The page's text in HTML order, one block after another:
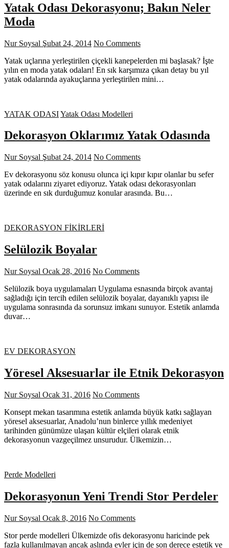
Yatak Odası Dekorasyonu; Bakın Neler
Moda
Nur Soysal Şubat 24, 2014 No Comments
Yatak uçlarına yerleştirilen çiçekli kanepelerden mi başlasak? İşte
yılın en moda yatak odaları! En sık karşımıza çıkan detay bu yıl
yatak odalarında ayakuçlarına yerleştirilen mini…
YATAK ODASIYatak Odası Modelleri
Dekorasyon Oklarımız Yatak Odasında
Nur Soysal Şubat 24, 2014 No Comments
Ev dekorasyonu söz konusu olunca içi kıpır kıpır olanlar bu sefer
yatak odalarını ziyaret ediyoruz. Yatak odası dekorasyonları
üzerinde en sık durduğumuz konular arasında. Bu…
DEKORASYON FİKİRLERİ
Selülozik Boyalar
Nur Soysal Ocak 28, 2016 No Comments
Selülozik boya uygulamaları Uygulama esnasında birçok avantaj
sağladığı için tercih edilen selülozik boyalar, dayanıklı yapısı ile
uygulama sonrasında da sorunsuz imkanı sunuyor. Estetik anlamda
duvar…
EV DEKORASYON
Yöresel Aksesuarlar ile Etnik Dekorasyon
Nur Soysal Ocak 31, 2016 No Comments
Konsept mekan tasarımına estetik anlamda büyük katkı sağlayan
yöresel aksesuarlar, Anadolu’nun binlerce yıllık medeniyet
tarihinden günümüze ulaşan kültür elçileri olarak etnik
dekorasyonun vazgeçilmez unsurudur. Ülkemizin…
Perde Modelleri
Dekorasyonun Yeni Trendi Stor Perdeler
Nur Soysal Ocak 8, 2016 No Comments
Stor perde modelleri Ülkemizde ofis dekorasyonu haricinde pek
fazla kullanılmayan ancak aslında evler için de son derece estetik ve